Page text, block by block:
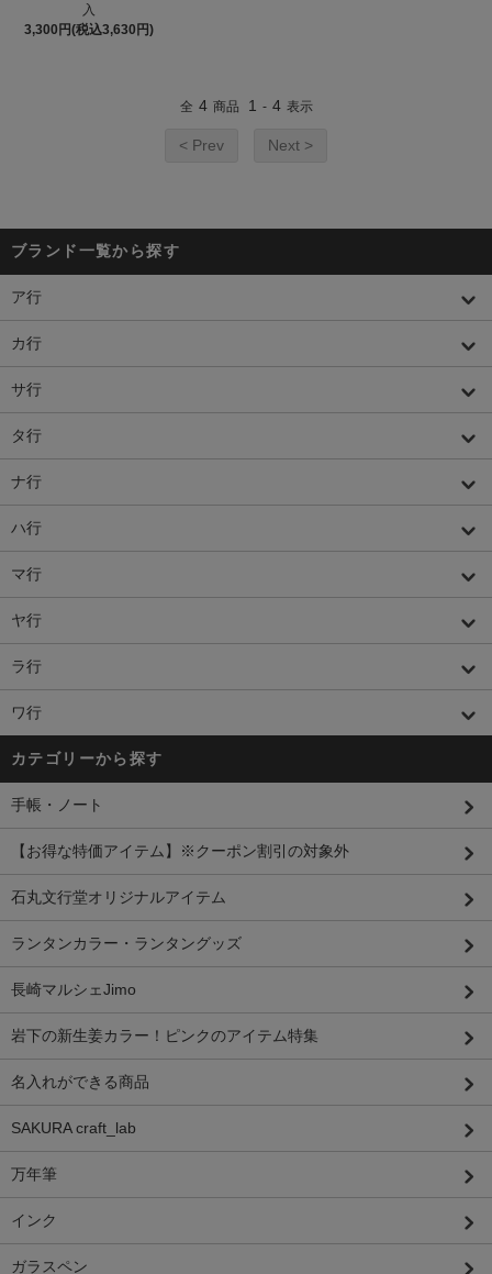
入
3,300円(税込3,630円)
全 4 商品 1 - 4 表示
< Prev Next >
ブランド一覧から探す
ア行
カ行
サ行
タ行
ナ行
ハ行
マ行
ヤ行
ラ行
ワ行
カテゴリーから探す
手帳・ノート
【お得な特価アイテム】※クーポン割引の対象外
石丸文行堂オリジナルアイテム
ランタンカラー・ランタングッズ
長崎マルシェJimo
岩下の新生姜カラー！ピンクのアイテム特集
名入れができる商品
SAKURA craft_lab
万年筆
インク
ガラスペン